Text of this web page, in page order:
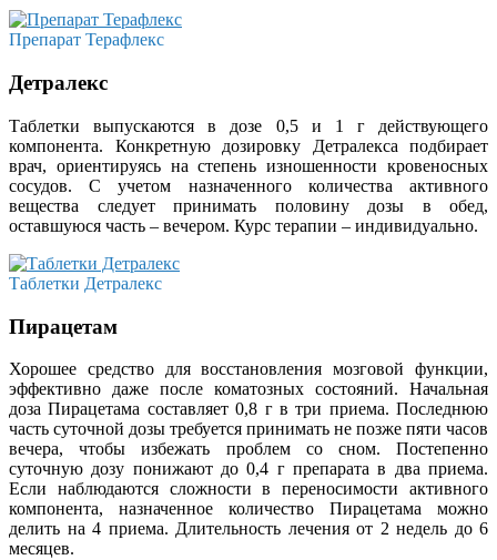
Препарат Терафлекс
Детралекс
Таблетки выпускаются в дозе 0,5 и 1 г действующего
компонента. Конкретную дозировку Детралекса подбирает
врач, ориентируясь на степень изношенности кровеносных
сосудов. С учетом назначенного количества активного
вещества следует принимать половину дозы в обед,
оставшуюся часть – вечером. Курс терапии – индивидуально.
Таблетки Детралекс
Пирацетам
Хорошее средство для восстановления мозговой функции,
эффективно даже после коматозных состояний. Начальная
доза Пирацетама составляет 0,8 г в три приема. Последнюю
часть суточной дозы требуется принимать не позже пяти часов
вечера, чтобы избежать проблем со сном. Постепенно
суточную дозу понижают до 0,4 г препарата в два приема.
Если наблюдаются сложности в переносимости активного
компонента, назначенное количество Пирацетама можно
делить на 4 приема. Длительность лечения от 2 недель до 6
месяцев.